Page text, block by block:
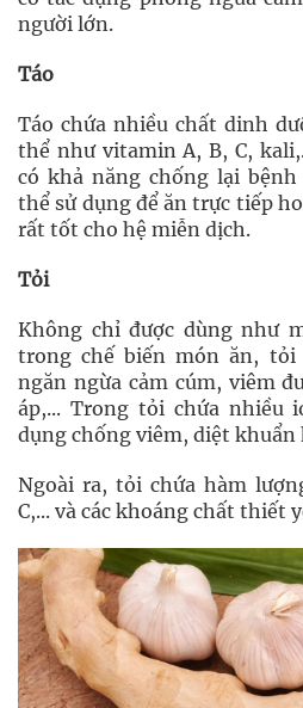
người lớn.
Táo
Táo chứa nhiều chất dinh
thể như vitamin A, B, C,
có khả năng chống lại bệnh
thể sử dụng để ăn trực tiếp
rất tốt cho hệ miễn dịch.
Tỏi
Không chỉ được dùng như
trong chế biến món ăn, tỏi
ngăn ngừa cảm cúm, viêm
áp,... Trong tỏi chứa nhiều
dụng chống viêm, diệt khuẩn
Ngoài ra, tỏi chứa hàm
C,... và các khoáng chất thiết